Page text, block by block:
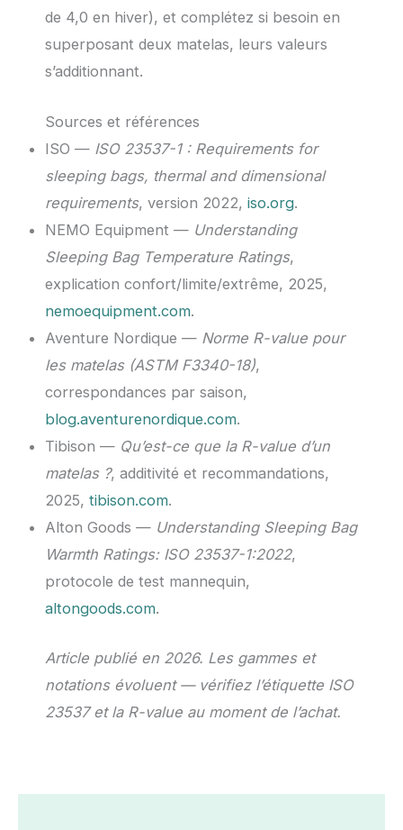
de 4,0 en hiver), et complétez si besoin en
superposant deux matelas, leurs valeurs
s’additionnant.
Sources et références
ISO — ISO 23537-1 : Requirements for
sleeping bags, thermal and dimensional
requirements, version 2022, iso.org.
NEMO Equipment — Understanding
Sleeping Bag Temperature Ratings,
explication confort/limite/extrême, 2025,
nemoequipment.com.
Aventure Nordique — Norme R-value pour
les matelas (ASTM F3340-18),
correspondances par saison,
blog.aventurenordique.com.
Tibison — Qu’est-ce que la R-value d’un
matelas ?, additivité et recommandations,
2025, tibison.com.
Alton Goods — Understanding Sleeping Bag
Warmth Ratings: ISO 23537-1:2022,
protocole de test mannequin,
altongoods.com.
Article publié en 2026. Les gammes et
notations évoluent — vérifiez l’étiquette ISO
23537 et la R-value au moment de l’achat.